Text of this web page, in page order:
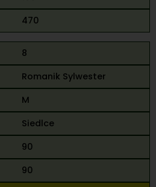
470
8
Romanik Sylwester
M
Siedlce
90
90